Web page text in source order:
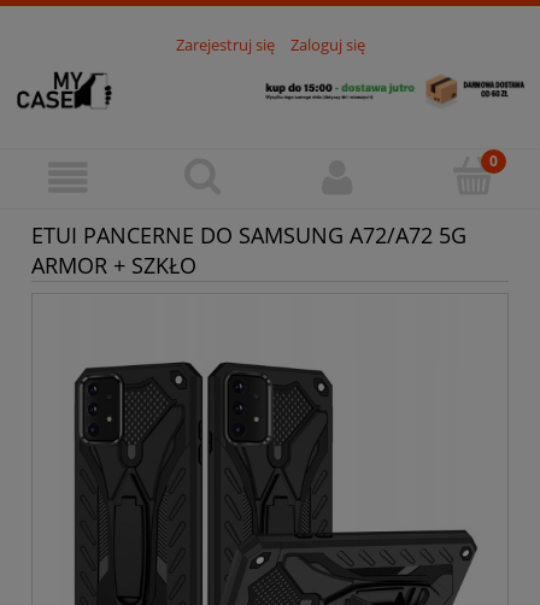
Zarejestruj się Zaloguj się
ETUI PANCERNE DO SAMSUNG A72/A72 5G
ARMOR + SZKŁO